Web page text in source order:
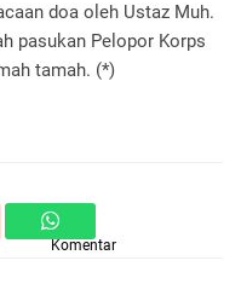
doa oleh Ustaz Muh.
pasukan Pelopor Korps
tamah. (*)
Komentar